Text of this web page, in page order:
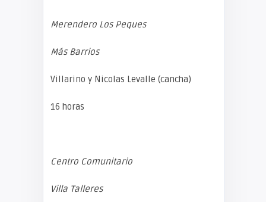
Merendero Los Peques
Más Barrios
Villarino y Nicolas Levalle (cancha)
16 horas
Centro Comunitario
Villa Talleres